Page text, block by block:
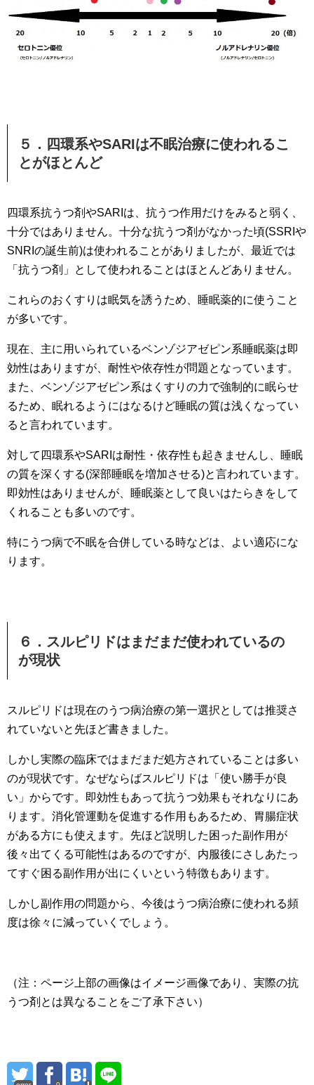
５．四環系やSARIは不眠治療に使われるこ
とがほとんど
四環系抗うつ剤やSARIは、抗うつ作用だけをみると弱く、
十分ではありません。十分な抗うつ剤がなかった頃(SSRIや
SNRIの誕生前)は使われることがありましたが、最近では
「抗うつ剤」として使われることはほとんどありません。
これらのおくすりは眠気を誘うため、睡眠薬的に使うこと
が多いです。
現在、主に用いられているベンゾジアゼピン系睡眠薬は即
効性はありますが、耐性や依存性が問題となっています。
また、ベンゾジアゼピン系はくすりの力で強制的に眠らせ
るため、眠れるようにはなるけど睡眠の質は浅くなってい
ると言われています。
対して四環系やSARIは耐性・依存性も起きませんし、睡眠
の質を深くする(深部睡眠を増加させる)と言われています。
即効性はありませんが、睡眠薬として良いはたらきをして
くれることも多いのです。
特にうつ病で不眠を合併している時などは、よい適応にな
ります。
６．スルピリドはまだまだ使われているの
が現状
スルピリドは現在のうつ病治療の第一選択としては推奨さ
れていないと先ほど書きました。
しかし実際の臨床ではまだまだ処方されていることは多い
のが現状です。なぜならばスルピリドは「使い勝手が良
い」からです。即効性もあって抗うつ効果もそれなりにあ
ります。消化管運動を促進する作用もあるため、胃腸症状
がある方にも使えます。先ほど説明した困った副作用が
後々出てくる可能性はあるのですが、内服後にさしあたっ
てすぐ困る副作用が出にくいという特徴もあります。
しかし副作用の問題から、今後はうつ病治療に使われる頻
度は徐々に減っていくでしょう。
（注：ページ上部の画像はイメージ画像であり、実際の抗
うつ剤とは異なることをご了承下さい）